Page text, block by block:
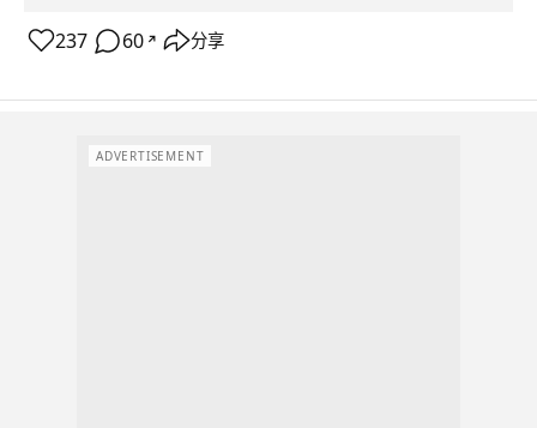
237 60 ↗ 分享
ADVERTISEMENT